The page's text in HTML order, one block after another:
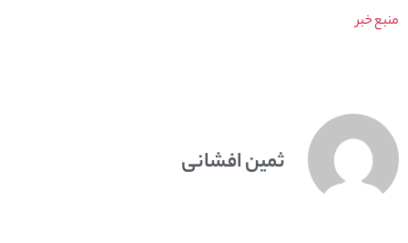
منبع خبر
ثمین افشانی